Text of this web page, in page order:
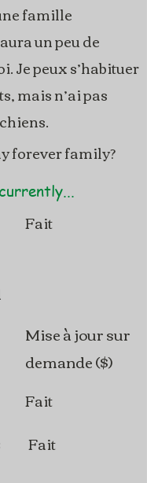
famille
un peu de
Je peux s’habituer
mais n’ai pas
forever family?
Fait
Mise à jour sur
demande ($)
Fait
Fait